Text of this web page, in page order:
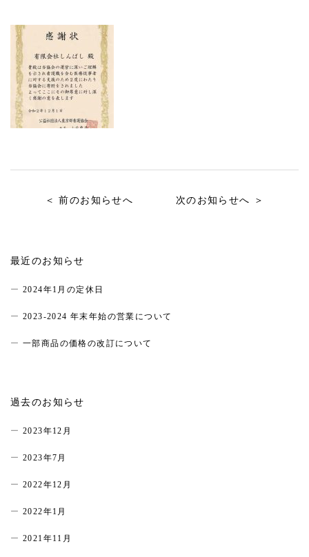
＜ 前のお知らせへ 次のお知らせへ ＞
最近のお知らせ
2024年1月の定休日
2023-2024 年末年始の営業について
一部商品の価格の改訂について
過去のお知らせ
2023年12月
2023年7月
2022年12月
2022年1月
2021年11月